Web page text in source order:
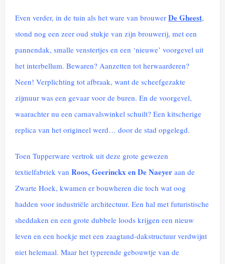
Even verder, in de tuin als het ware van brouwer De Gheest,
stond nog een zeer oud stukje van zijn brouwerij, met een
pannendak, smalle venstertjes en een ‘nieuwe’ voorgevel uit
het interbellum. Bewaren? Aanzetten tot herwaarderen?
Neen! Verplichting tot afbraak, want de scheefgezakte
zijmuur was een gevaar voor de buren. En de voorgevel,
waarachter nu een carnavalswinkel schuilt? Een kitscherige
replica van het origineel werd… door de stad opgelegd.
Toen Tupperware vertrok uit deze grote gewezen
textielfabriek van Roos, Geerinckx en De Naeyer aan de
Zwarte Hoek, kwamen er bouwheren die toch wat oog
hadden voor industriële architectuur. Een hal met futuristische
sheddaken en een grote dubbele loods krijgen een nieuw
leven en een hoekje met een zaagtand-dakstructuur verdwijnt
niet helemaal. Maar het typerende gebouwtje van de